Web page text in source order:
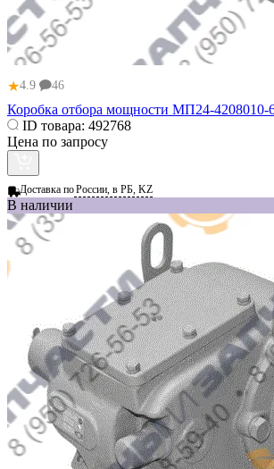
★4.9 46
Коробка отбора мощности МП24-4208010-
ID товара: 492768
Цена по запросу
Доставка поРоссии, в РБ, KZ
В наличии